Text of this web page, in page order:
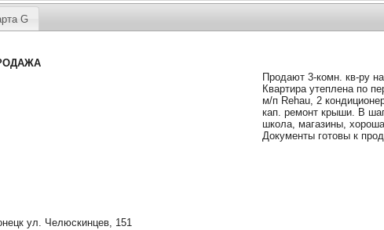
G
ул. Челюскинцев, 151
Продают 3-комн. кв-ру
Квартира утеплена по
м/п Rehau, 2
кап. ремонт крыши. В
школа, магазины,
Документы готовы к